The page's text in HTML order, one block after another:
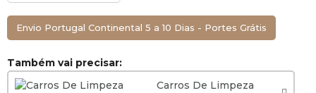
Envio Portugal Continental 5 a 10 Dias - Portes Grátis
Também vai precisar:
Carros De Limpeza